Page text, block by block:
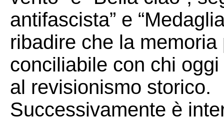
antifascista” e
ribadire che la
conciliabile con chi
al revisionismo storico.
Successivamente è